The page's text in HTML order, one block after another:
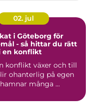
02. jul
i Göteborg för
- så hittar du rätt
en konflikt
konflikt växer och till
ohanterlig på egen
många ...